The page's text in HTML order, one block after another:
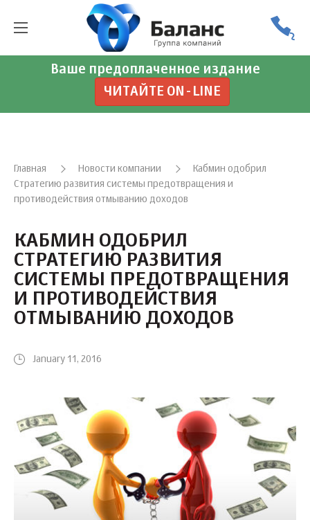
Ваше предоплаченное издание
ЧИТАЙТЕ ON-LINE
Главная Новости компании
Кабмин одобрил
Стратегию развития системы предотвращения и
противодействия отмыванию доходов
КАБМИН ОДОБРИЛ
СТРАТЕГИЮ РАЗВИТИЯ
СИСТЕМЫ ПРЕДОТВРАЩЕНИЯ
И ПРОТИВОДЕЙСТВИЯ
ОТМЫВАНИЮ ДОХОДОВ
January 11, 2016